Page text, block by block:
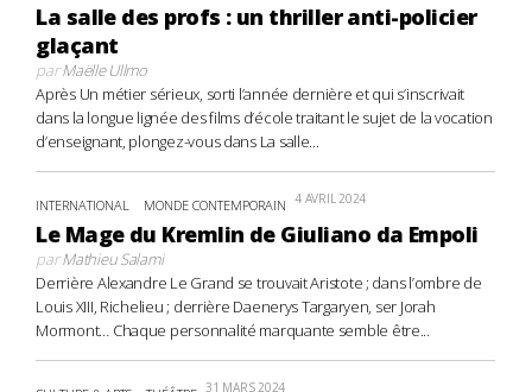
La salle des profs : un thriller anti-policier
glaçant
parMaëlle Ullmo
Après Un métier sérieux, sorti l’année dernière et qui s’inscrivait
dans la longue lignée des films d’école traitant le sujet de la vocation
d’enseignant, plongez-vous dans La salle...
INTERNATIONAL MONDE CONTEMPORAIN 4 AVRIL 2024
Le Mage du Kremlin de Giuliano da Empoli
parMathieu Salami
Derrière Alexandre Le Grand se trouvait Aristote ; dans l’ombre de
Louis XIII, Richelieu ; derrière Daenerys Targaryen, ser Jorah
Mormont… Chaque personnalité marquante semble être...
31 MARS 2024